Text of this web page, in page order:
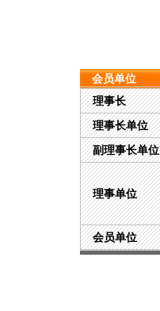
会员单位
理事长
理事长单位
副理事长单位
理事单位
会员单位